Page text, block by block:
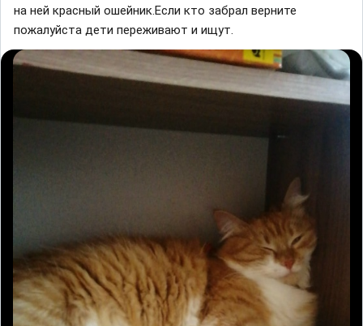
на ней красный ошейник.Если кто забрал верните
пожалуйста дети переживают и ищут.